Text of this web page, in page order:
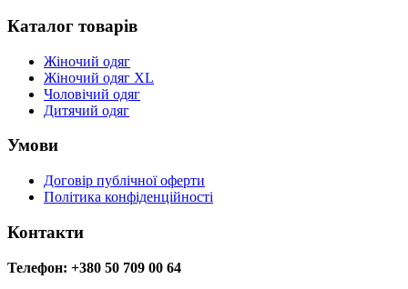
Каталог товарів
Жіночий одяг
Жіночий одяг XL
Чоловічий одяг
Дитячий одяг
Умови
Договір публічної оферти
Політика конфіденційності
Контакти
Телефон: +380 50 709 00 64